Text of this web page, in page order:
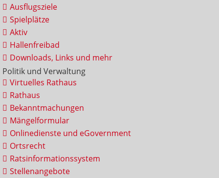
Ausflugsziele
Spielplätze
Aktiv
Hallenfreibad
Downloads, Links und mehr
Politik und Verwaltung
Virtuelles Rathaus
Rathaus
Bekanntmachungen
Mängelformular
Onlinedienste und eGovernment
Ortsrecht
Ratsinformationssystem
Stellenangebote